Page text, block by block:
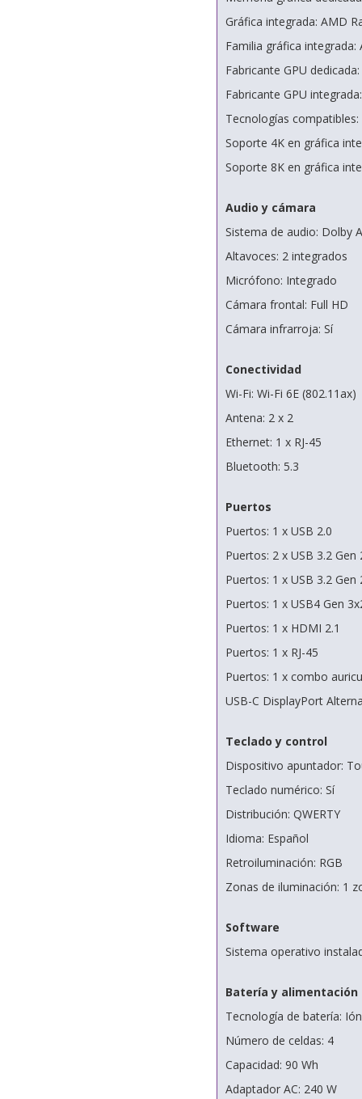
Gráfica integrada: AMD
Familia gráfica integrada:
Fabricante GPU
Fabricante GPU
Tecnologías compatibles:
Soporte 4K en gráfica
Soporte 8K en gráfica
Audio y cámara
Sistema de audio: Dolby
Altavoces: 2 integrados
Micrófono: Integrado
Cámara frontal: Full HD
Cámara infrarroja: Sí
Conectividad
Wi-Fi: Wi-Fi 6E (802.11ax)
Antena: 2 x 2
Ethernet: 1 x RJ-45
Bluetooth: 5.3
Puertos
Puertos: 1 x USB 2.0
Puertos: 2 x USB 3.2 Gen
Puertos: 1 x USB 3.2 Gen
Puertos: 1 x USB4 Gen
Puertos: 1 x HDMI 2.1
Puertos: 1 x RJ-45
Puertos: 1 x combo
USB-C DisplayPort
Teclado y control
Dispositivo apuntador:
Teclado numérico: Sí
Distribución: QWERTY
Idioma: Español
Retroiluminación: RGB
Zonas de iluminación: 1
Software
Sistema operativo
Batería y alimentación
Tecnología de batería:
Número de celdas: 4
Capacidad: 90 Wh
Adaptador AC: 240 W